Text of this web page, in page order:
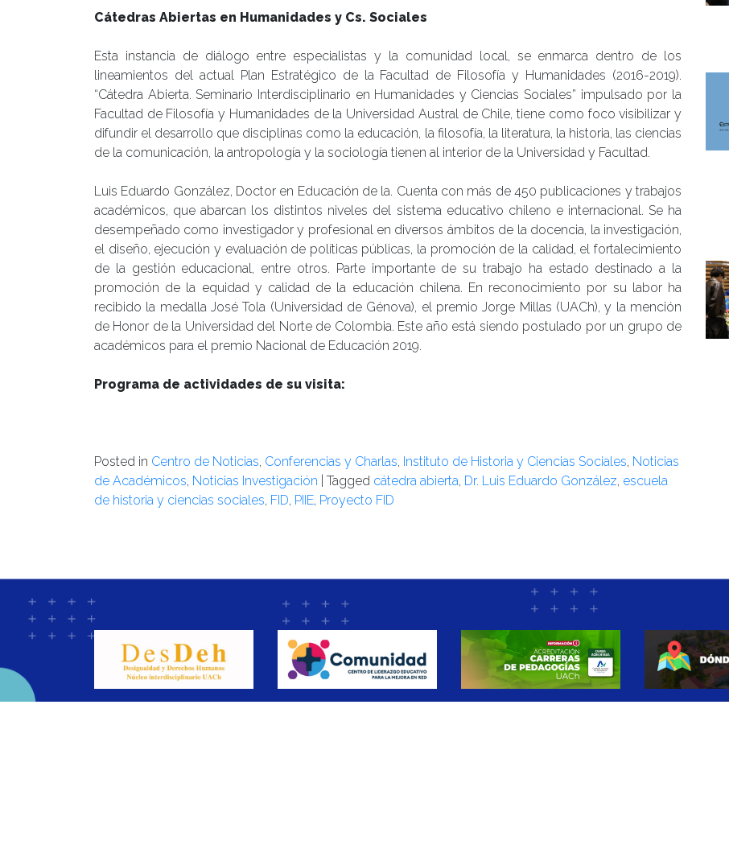
Cátedras Abiertas en Humanidades y Cs. Sociales
Esta instancia de diálogo entre especialistas y la comunidad local, se enmarca dentro de los
lineamientos del actual Plan Estratégico de la Facultad de Filosofía y Humanidades (2016-2019).
“Cátedra Abierta. Seminario Interdisciplinario en Humanidades y Ciencias Sociales” impulsado por la
Facultad de Filosofía y Humanidades de la Universidad Austral de Chile, tiene como foco visibilizar y
difundir el desarrollo que disciplinas como la educación, la filosofía, la literatura, la historia, las ciencias
de la comunicación, la antropología y la sociología tienen al interior de la Universidad y Facultad.
Luis Eduardo González, Doctor en Educación de la. Cuenta con más de 450 publicaciones y trabajos
académicos, que abarcan los distintos niveles del sistema educativo chileno e internacional. Se ha
desempeñado como investigador y profesional en diversos ámbitos de la docencia, la investigación,
el diseño, ejecución y evaluación de políticas públicas, la promoción de la calidad, el fortalecimiento
de la gestión educacional, entre otros. Parte importante de su trabajo ha estado destinado a la
promoción de la equidad y calidad de la educación chilena. En reconocimiento por su labor ha
recibido la medalla José Tola (Universidad de Génova), el premio Jorge Millas (UACh), y la mención
de Honor de la Universidad del Norte de Colombia. Este año está siendo postulado por un grupo de
académicos para el premio Nacional de Educación 2019.
Programa de actividades de su visita:
Posted in Centro de Noticias, Conferencias y Charlas, Instituto de Historia y Ciencias Sociales, Noticias
de Académicos, Noticias Investigación Tagged cátedra abierta, Dr. Luis Eduardo González, escuela
de historia y ciencias sociales, FID, PIIE, Proyecto FID